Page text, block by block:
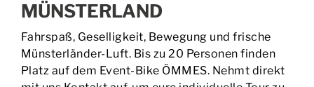
Fahrspaß, Geselligkeit, Bewegung und frische
Platz auf dem Event-Bike ÖMMES. Nehmt direkt
mit uns Kontakt auf, um eure individuelle Tour zu
planen. Gerne gehen wir euch dabei zur Hand. Wir